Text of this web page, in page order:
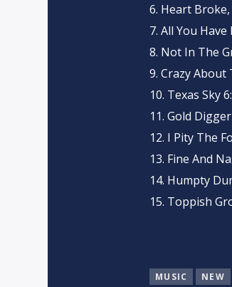
6. Heart
7. All You
8. Not In The
9. Crazy About
10. Texas Sky
11. Gold
12. I Pity The
13. Fine And
14. Humpty
15. Toppish
MUSIC NEW